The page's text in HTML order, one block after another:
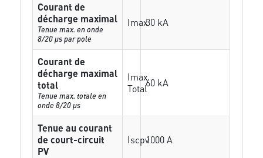
Courant de
décharge maximal
Tenue max. en onde
8/20 µs par pole
Imax30 kA
Courant de
décharge maximal
total
Tenue max. totale en
onde 8/20 µs
Imax
Total60 kA
Tenue au courant
de court-circuit
PV
Iscpv1000 A